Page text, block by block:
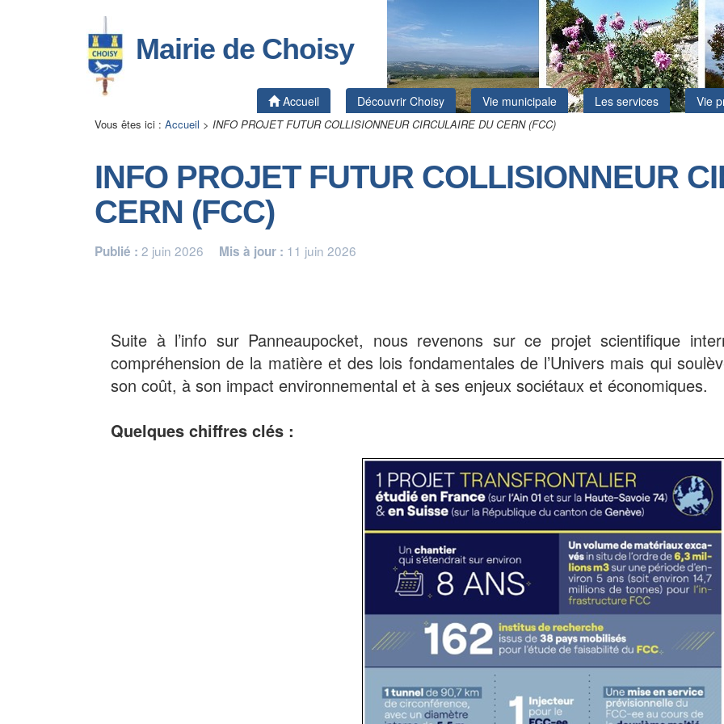
Mairie de Choisy
Accueil Découvrir Choisy Vie municipale Les services Vie
Vous êtes ici : Accueil > INFO PROJET FUTUR COLLISIONNEUR CIRCULAIRE DU CERN (FCC)
INFO PROJET FUTUR COLLISIONNEUR
CERN (FCC)
Publié : 2 juin 2026 Mis à jour : 11 juin 2026
Suite à l’info sur Panneaupocket, nous revenons sur ce projet scientifique
compréhension de la matière et des lois fondamentales de l’Univers mais qui
son coût, à son impact environnemental et à ses enjeux sociétaux et économiques.
Quelques chiffres clés :